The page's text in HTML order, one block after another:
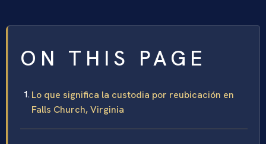
ON THIS PAGE
Lo que significa la custodia por reubicación en
Falls Church, Virginia